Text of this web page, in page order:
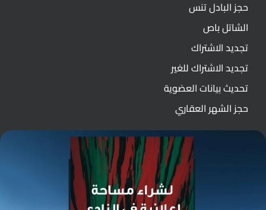
حجز البادل تنس
الشاتل باص
تجديد الاشتراك
تجديد الاشتراك للغير
تحديث بيانات العضوية
حجز الشهر العقاري